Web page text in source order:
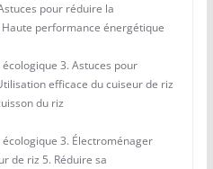
pour réduire la
performance énergétique
3. Astuces pour
efficace du cuiseur de riz
du riz
3. Électroménager
de riz 5. Réduire sa